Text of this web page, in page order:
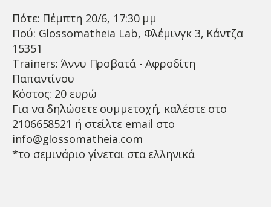
Πότε: Πέμπτη 20/6, 17:30 μμ
Πού: Glossomatheia Lab, Φλέμινγκ 3, Κάντζα
15351
Trainers: Άννυ Προβατά - Αφροδίτη
Παπαντίνου
Κόστος: 20 ευρώ
Για να δηλώσετε συμμετοχή, καλέστε στο
2106658521 ή στείλτε email στο
info@glossomatheia.com
*το σεμινάριο γίνεται στα ελληνικά